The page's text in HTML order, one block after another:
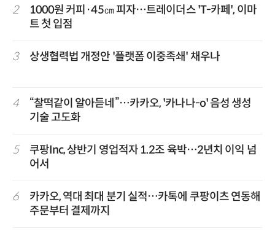
2
1000원 커피·45㎝ 피자…트레이더스 'T-카페', 이마
트 첫 입점
3 상생협력법 개정안 '플랫폼 이중족쇄' 채우나
4
“찰떡같이 알아듣네”…카카오, '카나나-o' 음성 생성
기술 고도화
5
쿠팡Inc, 상반기 영업적자 1.2조 육박…2년치 이익 넘
어서
6
카카오, 역대 최대 분기 실적…카톡에 쿠팡이츠 연동해
주문부터 결제까지